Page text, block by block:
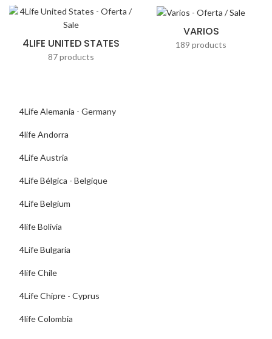
4Life Alemania - Germany
4life Andorra
4Life Austria
4Life Bélgica - Belgique
4Life Belgium
4life Bolivia
4Life Bulgaria
4life Chile
4Life Chipre - Cyprus
4life Colombia
4LIFE UNITED STATES
87 products
VARIOS
189 products